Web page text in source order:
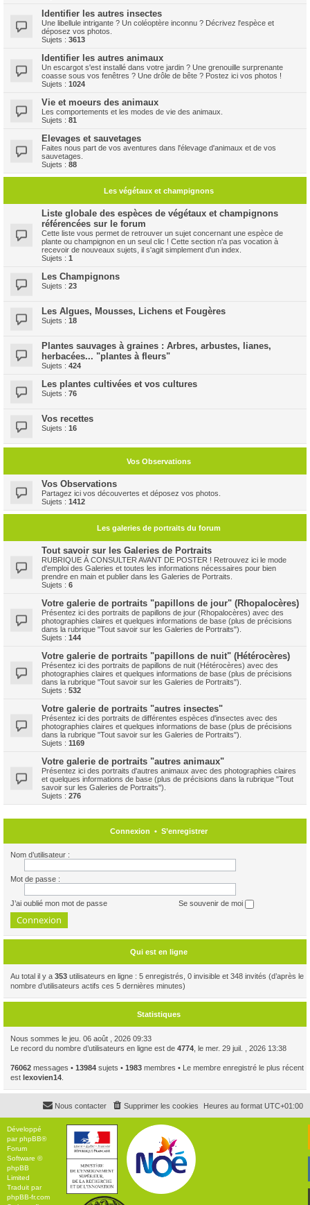
Identifier les autres insectes
Une libellule intrigante ? Un coléoptère inconnu ? Décrivez l'espèce et
déposez vos photos.
Sujets : 3613
Identifier les autres animaux
Un escargot s'est installé dans votre jardin ? Une grenouille surprenante
coasse sous vos fenêtres ? Une drôle de bête ? Postez ici vos photos !
Sujets : 1024
Vie et moeurs des animaux
Les comportements et les modes de vie des animaux.
Sujets : 81
Elevages et sauvetages
Faites nous part de vos aventures dans l'élevage d'animaux et de vos
sauvetages.
Sujets : 88
Les végétaux et champignons
Liste globale des espèces de végétaux et champignons
référencées sur le forum
Cette liste vous permet de retrouver un sujet concernant une espèce de
plante ou champignon en un seul clic ! Cette section n'a pas vocation à
recevoir de nouveaux sujets, il s'agit simplement d'un index.
Sujets : 1
Les Champignons
Sujets : 23
Les Algues, Mousses, Lichens et Fougères
Sujets : 18
Plantes sauvages à graines : Arbres, arbustes, lianes,
herbacées... "plantes à fleurs"
Sujets : 424
Les plantes cultivées et vos cultures
Sujets : 76
Vos recettes
Sujets : 16
Vos Observations
Vos Observations
Partagez ici vos découvertes et déposez vos photos.
Sujets : 1412
Les galeries de portraits du forum
Tout savoir sur les Galeries de Portraits
RUBRIQUE À CONSULTER AVANT DE POSTER ! Retrouvez ici le mode
d'emploi des Galeries et toutes les informations nécessaires pour bien
prendre en main et publier dans les Galeries de Portraits.
Sujets : 6
Votre galerie de portraits "papillons de jour" (Rhopalocères)
Présentez ici des portraits de papillons de jour (Rhopalocères) avec des
photographies claires et quelques informations de base (plus de précisions
dans la rubrique "Tout savoir sur les Galeries de Portraits").
Sujets : 144
Votre galerie de portraits "papillons de nuit" (Hétérocères)
Présentez ici des portraits de papillons de nuit (Hétérocères) avec des
photographies claires et quelques informations de base (plus de précisions
dans la rubrique "Tout savoir sur les Galeries de Portraits").
Sujets : 532
Votre galerie de portraits "autres insectes"
Présentez ici des portraits de différentes espèces d'insectes avec des
photographies claires et quelques informations de base (plus de précisions
dans la rubrique "Tout savoir sur les Galeries de Portraits").
Sujets : 1169
Votre galerie de portraits "autres animaux"
Présentez ici des portraits d'autres animaux avec des photographies claires
et quelques informations de base (plus de précisions dans la rubrique "Tout
savoir sur les Galeries de Portraits").
Sujets : 276
Connexion • S’enregistrer
Nom d’utilisateur :
Mot de passe :
J’ai oublié mon mot de passe Se souvenir de moi
Qui est en ligne
Au total il y a 353 utilisateurs en ligne : 5 enregistrés, 0 invisible et 348 invités (d’après le
nombre d’utilisateurs actifs ces 5 dernières minutes)
Statistiques
Nous sommes le jeu. 06 août , 2026 09:33
Le record du nombre d’utilisateurs en ligne est de 4774 , le mer. 29 juil. , 2026 13:38
76062 messages • 13984 sujets • 1983 membres • Le membre enregistré le plus récent
est lexovien14
Heures au format UTC+01:00
Supprimer les cookies
Nous contacter
Développé
parphpBB®
Forum
Software ©
phpBB
Limited
Traduit par
phpBB-fr.com